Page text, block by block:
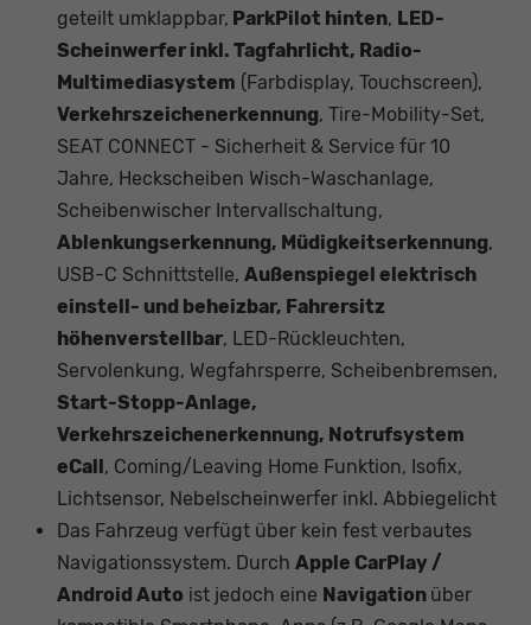
geteilt umklappbar, ParkPilot hinten, LED-
Scheinwerfer inkl. Tagfahrlicht, Radio-
Multimediasystem (Farbdisplay, Touchscreen),
Verkehrszeichenerkennung, Tire-Mobility-Set,
SEAT CONNECT - Sicherheit & Service für 10
Jahre, Heckscheiben Wisch-Waschanlage,
Scheibenwischer Intervallschaltung,
Ablenkungserkennung, Müdigkeitserkennung,
USB-C Schnittstelle, Außenspiegel elektrisch
einstell- und beheizbar, Fahrersitz
höhenverstellbar, LED-Rückleuchten,
Servolenkung, Wegfahrsperre, Scheibenbremsen,
Start-Stopp-Anlage,
Verkehrszeichenerkennung, Notrufsystem
eCall , Coming/Leaving Home Funktion, Isofix,
Lichtsensor, Nebelscheinwerfer inkl. Abbiegelicht
Das Fahrzeug verfügt über kein fest verbautes
Navigationssystem. Durch Apple CarPlay /
Android Auto ist jedoch eine Navigation über